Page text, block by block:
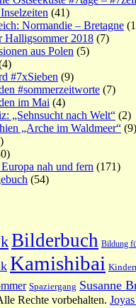
(41)
Normandie – Bretagne
Halligsommer 2018 (7)
aus Polen (5)
#7xSieben (9)
#sommerzeitworte (7)
im Mai (4)
„Sehnsucht nach Welt“ (2)
„Arche im Waldmeer“ (9)
nah und fern (171)
(54)
Bilderbuch Bildung
Kamishibai
Spaziergang Susanne
Rechte vorbehalten.